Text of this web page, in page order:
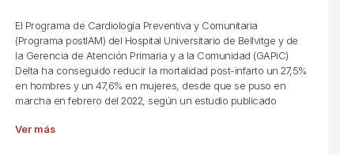
El Programa de Cardiología Preventiva y Comunitaria
(Programa postIAM) del Hospital Universitario de Bellvitge y de
la Gerencia de Atención Primaria y a la Comunidad (GAPiC)
Delta ha conseguido reducir la mortalidad post-infarto un 27,5%
en hombres y un 47,6% en mujeres, desde que se puso en
marcha en febrero del 2022, según un estudio publicado
Ver más